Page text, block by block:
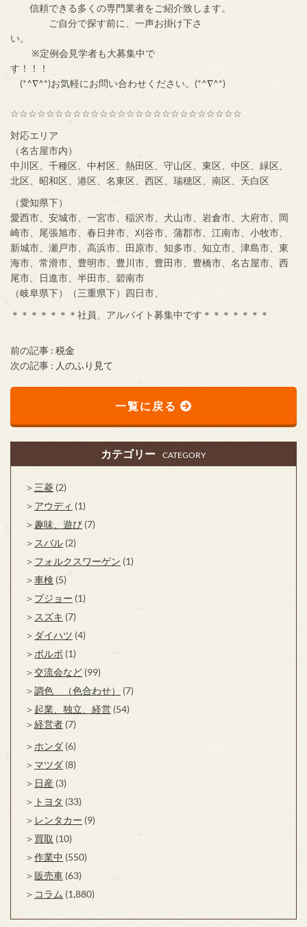
信頼できる多くの専門業者をご紹介致します。
ご自分で探す前に、一声お掛け下さ
い。
※定例会見学者も大募集中で
す！！！
(*^∇^*)お気軽にお問い合わせください。(*^∇^*)
☆☆☆☆☆☆☆☆☆☆☆☆☆☆☆☆☆☆☆☆☆☆☆☆☆☆
対応エリア
（名古屋市内）
中川区、千種区、中村区、熱田区、守山区、東区、中区、緑区、
北区、昭和区、港区、名東区、西区、瑞穂区、南区、天白区
（愛知県下）
愛西市、安城市、一宮市、稲沢市、犬山市、岩倉市、大府市、岡
崎市、尾張旭市、春日井市、刈谷市、蒲郡市、江南市、小牧市、
新城市、瀬戸市、高浜市、田原市、知多市、知立市、津島市、東
海市、常滑市、豊明市、豊川市、豊田市、豊橋市、名古屋市、西
尾市、日進市、半田市、碧南市
（岐阜県下）（三重県下）四日市、
＊＊＊＊＊＊＊社員、アルバイト募集中です＊＊＊＊＊＊＊
前の記事 : 税金
次の記事 : 人のふり見て
一覧に戻る
カテゴリー CATEGORY
三菱 (2)
アウディ (1)
趣味、遊び (7)
スバル (2)
フォルクスワーゲン (1)
車検 (5)
プジョー (1)
スズキ (7)
ダイハツ (4)
ボルボ (1)
交流会など (99)
調色 （色合わせ）
(7)
起業、独立、経営 (54)
経営者 (7)
ホンダ (6)
マツダ (8)
日産 (3)
トヨタ (33)
レンタカー (9)
買取 (10)
作業中 (550)
販売車 (63)
コラム (1,880)